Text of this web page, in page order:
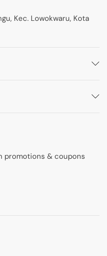
Kec. Lowokwaru, Kota
promotions & coupons